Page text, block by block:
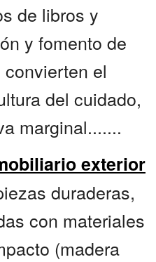
de libros y
y fomento de
el
del cuidado,
marginal.......
exterior
duraderas,
con materiales
(madera